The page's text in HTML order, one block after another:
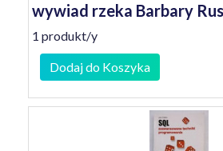
wywiad rzeka Barbary
1 produkt/y
Dodaj do Koszyka